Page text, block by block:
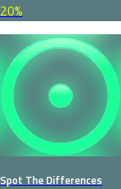
20%
Spot The Differences